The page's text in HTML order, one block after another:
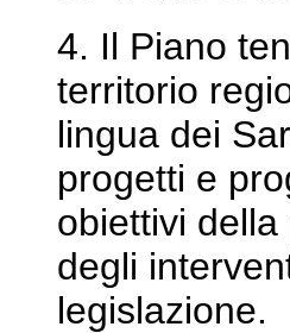
4. Il Piano
territorio
lingua dei
progetti e
obiettivi
degli
legislazione.